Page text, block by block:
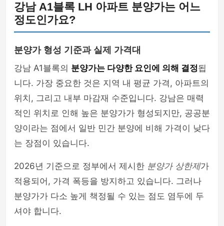
강남 A1블록 LH 아파트 분양가는 어느
정도인가요?
분양가 형성 기준과 실제 가격대
강남 A1블록의 분양가는 다양한 요인에 의해 결정됩
니다. 가장 중요한 것은 지역 내 평균 가격, 아파트의
위치, 그리고 내부 마감재 수준입니다. 강남은 매력
적인 위치로 인해 높은 분양가가 형성되지만, 공공분
양이라는 점에서 일반 민간 분양에 비해 가격이 낮다
는 장점이 있습니다.
2026년 기준으로 정부에서 제시한 분양가 상한제가
적용되어, 가격 폭등을 방지하고 있습니다. 그러나
분양가가 다소 높게 책정될 수 있는 점도 염두에 두
셔야 합니다.